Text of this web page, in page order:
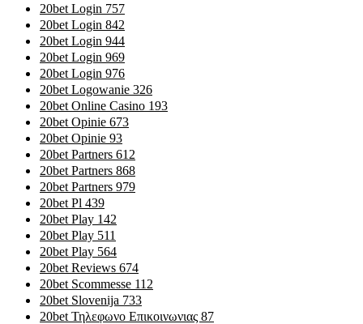
20bet Login 757
20bet Login 842
20bet Login 944
20bet Login 969
20bet Login 976
20bet Logowanie 326
20bet Online Casino 193
20bet Opinie 673
20bet Opinie 93
20bet Partners 612
20bet Partners 868
20bet Partners 979
20bet Pl 439
20bet Play 142
20bet Play 511
20bet Play 564
20bet Reviews 674
20bet Scommesse 112
20bet Slovenija 733
20bet Τηλεφωνο Επικοινωνιας 87